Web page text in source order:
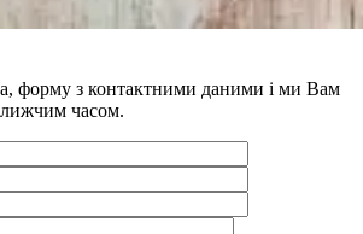
форму з контактними даними і ми Вам
часом.